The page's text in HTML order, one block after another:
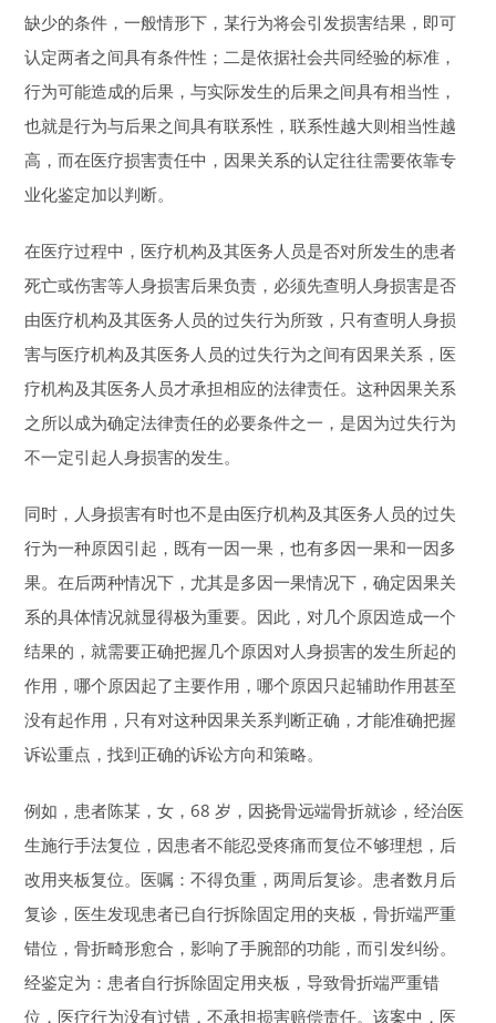
缺少的条件，一般情形下，某行为将会引发损害结果，即可
认定两者之间具有条件性；二是依据社会共同经验的标准，
行为可能造成的后果，与实际发生的后果之间具有相当性，
也就是行为与后果之间具有联系性，联系性越大则相当性越
高，而在医疗损害责任中，因果关系的认定往往需要依靠专
业化鉴定加以判断。
在医疗过程中，医疗机构及其医务人员是否对所发生的患者
死亡或伤害等人身损害后果负责，必须先查明人身损害是否
由医疗机构及其医务人员的过失行为所致，只有查明人身损
害与医疗机构及其医务人员的过失行为之间有因果关系，医
疗机构及其医务人员才承担相应的法律责任。这种因果关系
之所以成为确定法律责任的必要条件之一，是因为过失行为
不一定引起人身损害的发生。
同时，人身损害有时也不是由医疗机构及其医务人员的过失
行为一种原因引起，既有一因一果，也有多因一果和一因多
果。在后两种情况下，尤其是多因一果情况下，确定因果关
系的具体情况就显得极为重要。因此，对几个原因造成一个
结果的，就需要正确把握几个原因对人身损害的发生所起的
作用，哪个原因起了主要作用，哪个原因只起辅助作用甚至
没有起作用，只有对这种因果关系判断正确，才能准确把握
诉讼重点，找到正确的诉讼方向和策略。
例如，患者陈某，女，68 岁，因挠骨远端骨折就诊，经治医
生施行手法复位，因患者不能忍受疼痛而复位不够理想，后
改用夹板复位。医嘱：不得负重，两周后复诊。患者数月后
复诊，医生发现患者已自行拆除固定用的夹板，骨折端严重
错位，骨折畸形愈合，影响了手腕部的功能，而引发纠纷。
经鉴定为：患者自行拆除固定用夹板，导致骨折端严重错
位，医疗行为没有过错，不承担损害赔偿责任。该案中，医